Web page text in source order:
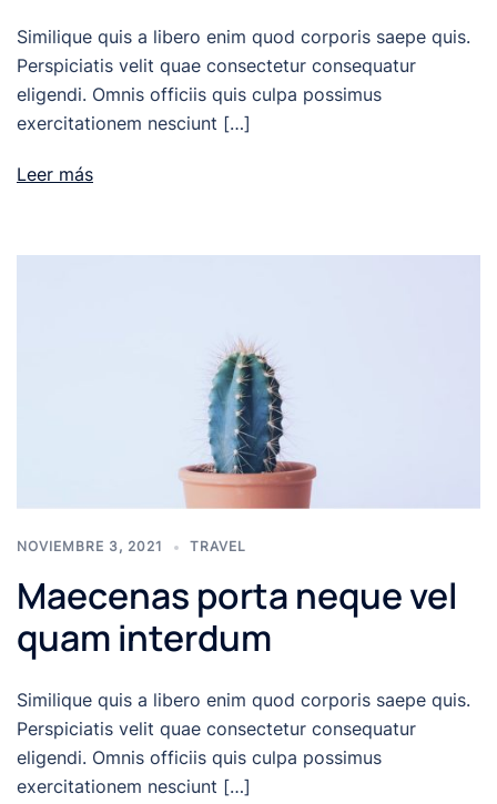
Similique quis a libero enim quod corporis saepe quis.
Perspiciatis velit quae consectetur consequatur
eligendi. Omnis officiis quis culpa possimus
exercitationem nesciunt […]
Leer más
NOVIEMBRE 3, 2021 TRAVEL
Maecenas porta neque vel
quam interdum
Similique quis a libero enim quod corporis saepe quis.
Perspiciatis velit quae consectetur consequatur
eligendi. Omnis officiis quis culpa possimus
exercitationem nesciunt […]